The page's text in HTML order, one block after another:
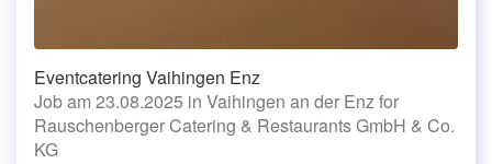
Eventcatering Vaihingen Enz
Job am 23.08.2025 in Vaihingen an der Enz for
Rauschenberger Catering & Restaurants GmbH & Co.
KG